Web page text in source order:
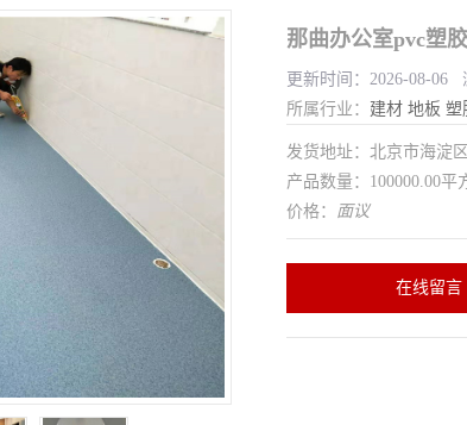
那曲办公室pvc塑
更新时间：2026-08-06
所属行业： 建材 地板 塑
发货地址：北京市海淀
产品数量：100000.00平
价格： 面议
在线留言